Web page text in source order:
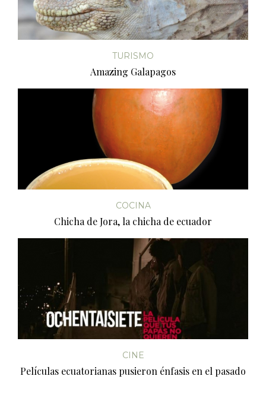
TURISMO
Amazing Galapagos
COCINA
Chicha de Jora, la chicha de ecuador
CINE
Películas ecuatorianas pusieron énfasis en el pasado